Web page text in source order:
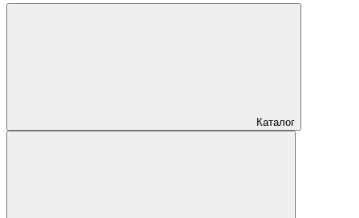
Каталог